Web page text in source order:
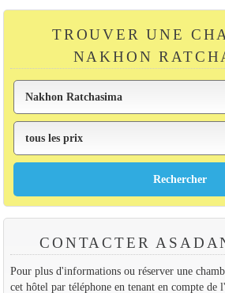
TROUVER UNE
NAKHON
CONTACTER
Pour plus d'informations ou réserver une
cet hôtel par téléphone en tenant en compte de